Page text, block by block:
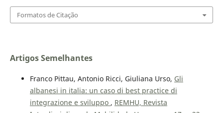
Formatos de Citação
Artigos Semelhantes
Franco Pittau, Antonio Ricci, Giuliana Urso, Gli
albanesi in italia: un caso di best practice di
integrazione e sviluppo , REMHU, Revista